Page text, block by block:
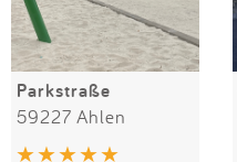
Parkstraße
59227 Ahlen